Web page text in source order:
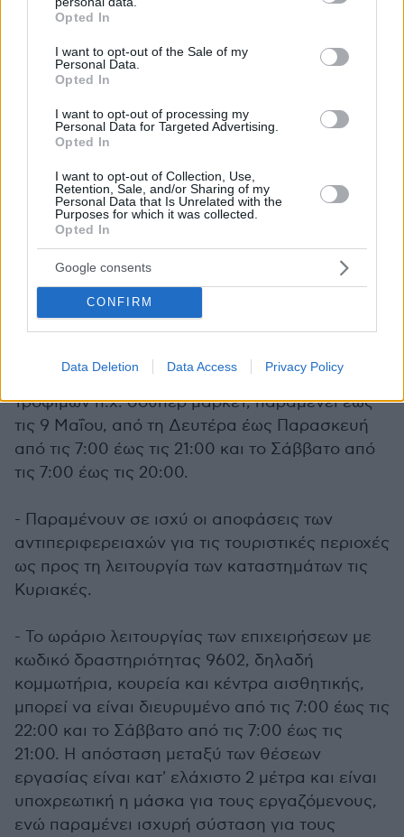
grant or deny consent to Google and its third-party tags to
use your data for below specified purposes in below Google
consent section.
Opted In
I want to opt-out of the Sale of my
Personal Data.
Opted In
I want to opt-out of processing my
Personal Data for Targeted Advertising.
Opted In
I want to opt-out of Collection, Use,
Retention, Sale, and/or Sharing of my
Personal Data that Is Unrelated with the
Purposes for which it was collected.
Opted In
Google consents
CONFIRM
Data Deletion Data Access Privacy Policy
πρακτικές.
Ωράριο και αποστάσεις ασφαλείας
Οι καταστηματάρχες οφείλουν να τηρούν το
ωράριο λειτουργίας ως εξής:
- Η ώρα έναρξης για τα εμπορικά καταστήματα
είνα στις 10:00.‬ Σημειώνεται, ότι το εν λόγω
μέτρο λειτουργίας αφορά τις επιχειρήσεις που
επαναλειτουργούν στην Περιφέρεια Αττικής,
πλην των νησιών και στο πολεοδομικό
συγκρότημα Θεσσαλονίκης, δηλαδή στους
δήμους που το απαρτίζουν.
- Το ωράριο που ισχύει στις επιχειρήσεις
τροφίμων π.χ. σούπερ μάρκετ, παραμένει έως
τις ‪9 Μαΐου‬, ‪από τη Δευτέρα έως Παρασκευή‬
από τις ‪7:00‬ έως τις 21:00 και το Σάββατο από
τις ‪7:00 έως τις 20:00‬.
- Παραμένουν σε ισχύ οι αποφάσεις των
αντιπεριφερειαχών για τις τουριστικές περιοχές
ως προς τη λειτουργία των καταστημάτων τις
Κυριακές.
- Το ωράριο λειτουργίας των επιχειρήσεων με
κωδικό δραστηριότητας 9602, δηλαδή
κομμωτήρια, κουρεία και κέντρα αισθητικής,
μπορεί να είναι διευρυμένο από τις ‪7:00‬ έως τις
22:00‬ και το Σάββατο από τις 7:00 έως τις
21:00. Η απόσταση μεταξύ των θέσεων
εργασίας είναι κατ' ελάχιστο 2 μέτρα και είναι
υποχρεωτική η μάσκα για τους εργαζόμενους,
ενώ παραμένει ισχυρή σύσταση για τους